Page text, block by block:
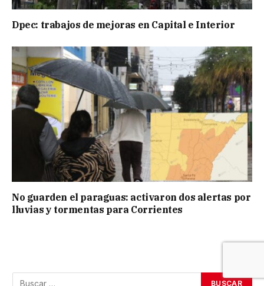
Dpec: trabajos de mejoras en Capital e Interior
No guarden el paraguas: activaron dos alertas por
lluvias y tormentas para Corrientes